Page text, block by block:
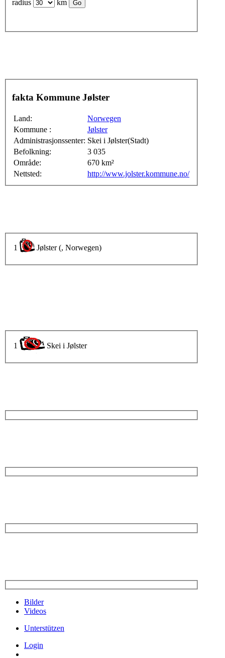
radius km
fakta Kommune Jølster
Land:
Norwegen
Kommune :
Jølster
Administrasjonssenter: Skei i Jølster(Stadt)
Befolkning:
3 035
Område:
670 km²
Nettsted:
http://www.jolster.kommune.no/
1 Jølster (, Norwegen)
1 Skei i Jølster
Bilder
Videos
Unterstützen
Login